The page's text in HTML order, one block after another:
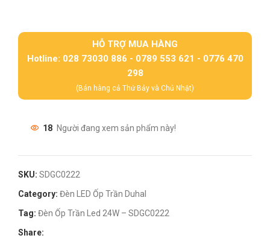
HỖ TRỢ MUA HÀNG
Hotline: 028 73030 886 - 0789 553 621 - 0776 470
298
(Bán hàng cả Thứ Bảy và Chủ Nhật)
18 Người đang xem sản phẩm này!
SKU: SDGC0222
Category: Đèn LED Ốp Trần Duhal
Tag: Đèn Ốp Trần Led 24W – SDGC0222
Share: